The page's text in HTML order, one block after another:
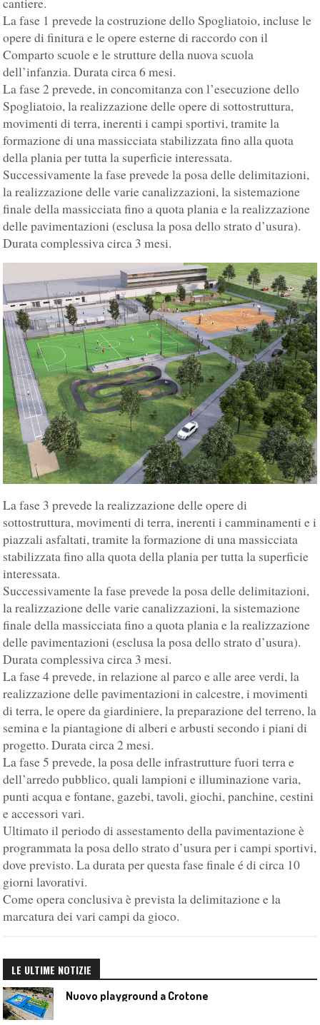
La fase 1 prevede la costruzione dello Spogliatoio, incluse le
opere di finitura e le opere esterne di raccordo con il
Comparto scuole e le strutture della nuova scuola
dell’infanzia. Durata circa 6 mesi.
La fase 2 prevede, in concomitanza con l’esecuzione dello
Spogliatoio, la realizzazione delle opere di sottostruttura,
movimenti di terra, inerenti i campi sportivi, tramite la
formazione di una massicciata stabilizzata fino alla quota
della plania per tutta la superficie interessata.
Successivamente la fase prevede la posa delle delimitazioni,
la realizzazione delle varie canalizzazioni, la sistemazione
finale della massicciata fino a quota plania e la realizzazione
delle pavimentazioni (esclusa la posa dello strato d’usura).
Durata complessiva circa 3 mesi.
La fase 3 prevede la realizzazione delle opere di
sottostruttura, movimenti di terra, inerenti i camminamenti e i
piazzali asfaltati, tramite la formazione di una massicciata
stabilizzata fino alla quota della plania per tutta la superficie
interessata.
Successivamente la fase prevede la posa delle delimitazioni,
la realizzazione delle varie canalizzazioni, la sistemazione
finale della massicciata fino a quota plania e la realizzazione
delle pavimentazioni (esclusa la posa dello strato d’usura).
Durata complessiva circa 3 mesi.
La fase 4 prevede, in relazione al parco e alle aree verdi, la
realizzazione delle pavimentazioni in calcestre, i movimenti
di terra, le opere da giardiniere, la preparazione del terreno, la
semina e la piantagione di alberi e arbusti secondo i piani di
progetto. Durata circa 2 mesi.
La fase 5 prevede, la posa delle infrastrutture fuori terra e
dell’arredo pubblico, quali lampioni e illuminazione varia,
punti acqua e fontane, gazebi, tavoli, giochi, panchine, cestini
e accessori vari.
Ultimato il periodo di assestamento della pavimentazione è
programmata la posa dello strato d’usura per i campi sportivi,
dove previsto. La durata per questa fase finale é di circa 10
giorni lavorativi.
Come opera conclusiva è prevista la delimitazione e la
marcatura dei vari campi da gioco.
LE ULTIME NOTIZIE
Nuovo playground a Crotone